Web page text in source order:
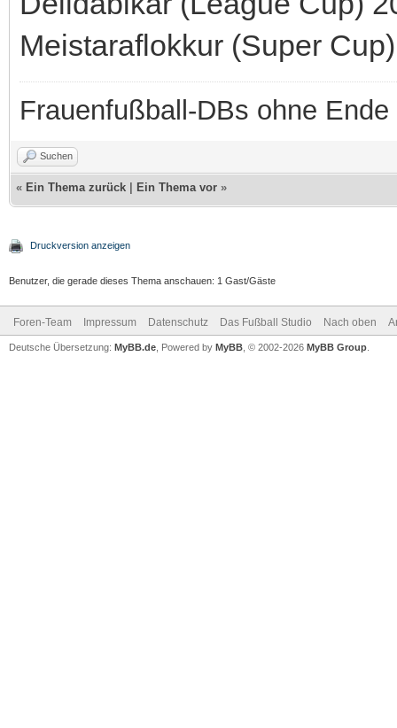
Meistaraflokkur (Super
Frauenfußball-DBs ohne Ende
Suchen
« Ein Thema zurück Ein Thema vor »
Druckversion anzeigen
Benutzer, die gerade dieses Thema anschauen: 1 Gast/Gäste
Foren-Team Impressum Datenschutz Das Fußball Studio Nach oben
Deutsche Übersetzung: MyBB.de , Powered by MyBB , © 2002-2026 MyBB Group